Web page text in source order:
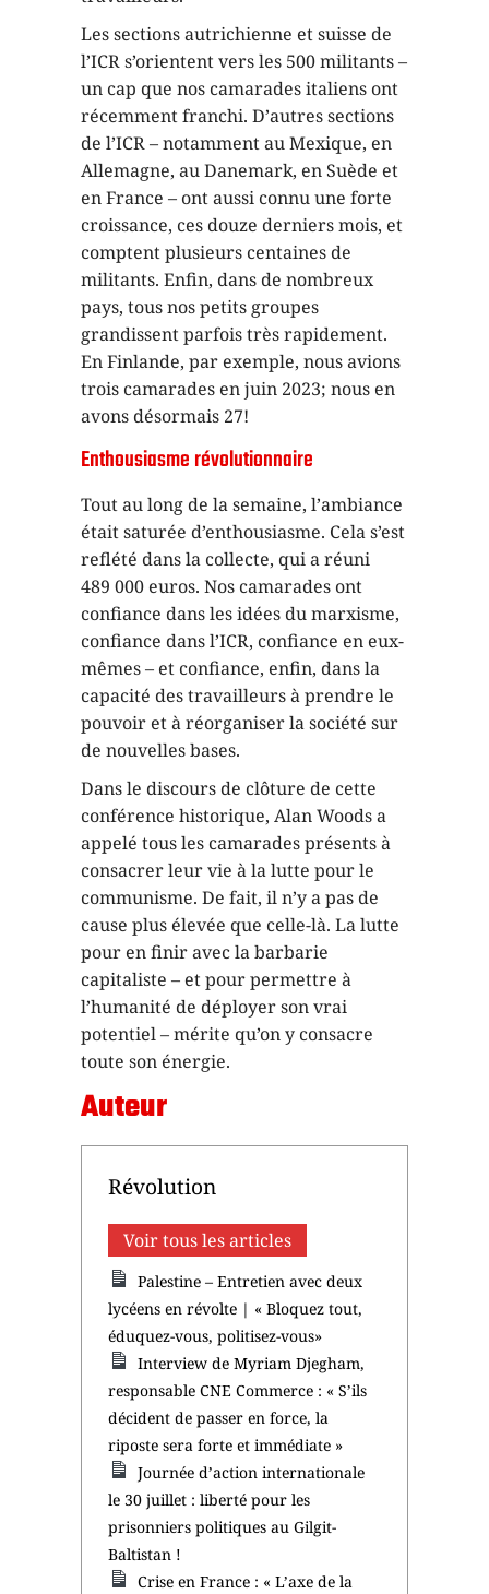
Les sections autrichienne et suisse de
l’ICR s’orientent vers les 500 militants –
un cap que nos camarades italiens ont
récemment franchi. D’autres sections
de l’ICR – notamment au Mexique, en
Allemagne, au Danemark, en Suède et
en France – ont aussi connu une forte
croissance, ces douze derniers mois, et
comptent plusieurs centaines de
militants. Enfin, dans de nombreux
pays, tous nos petits groupes
grandissent parfois très rapidement.
En Finlande, par exemple, nous avions
trois camarades en juin 2023; nous en
avons désormais 27!
Enthousiasme révolutionnaire
Tout au long de la semaine, l’ambiance
était saturée d’enthousiasme. Cela s’est
reflété dans la collecte, qui a réuni
489 000 euros. Nos camarades ont
confiance dans les idées du marxisme,
confiance dans l’ICR, confiance en eux-
mêmes – et confiance, enfin, dans la
capacité des travailleurs à prendre le
pouvoir et à réorganiser la société sur
de nouvelles bases.
Dans le discours de clôture de cette
conférence historique, Alan Woods a
appelé tous les camarades présents à
consacrer leur vie à la lutte pour le
communisme. De fait, il n’y a pas de
cause plus élevée que celle-là. La lutte
pour en finir avec la barbarie
capitaliste – et pour permettre à
l’humanité de déployer son vrai
potentiel – mérite qu’on y consacre
toute son énergie.
Auteur
Révolution
Voir tous les articles
Palestine – Entretien avec deux
lycéens en révolte | « Bloquez tout,
éduquez-vous, politisez-vous»
Interview de Myriam Djegham,
responsable CNE Commerce : « S’ils
décident de passer en force, la
riposte sera forte et immédiate »
Journée d’action internationale
le 30 juillet : liberté pour les
prisonniers politiques au Gilgit-
Baltistan !
Crise en France : « L’axe de la